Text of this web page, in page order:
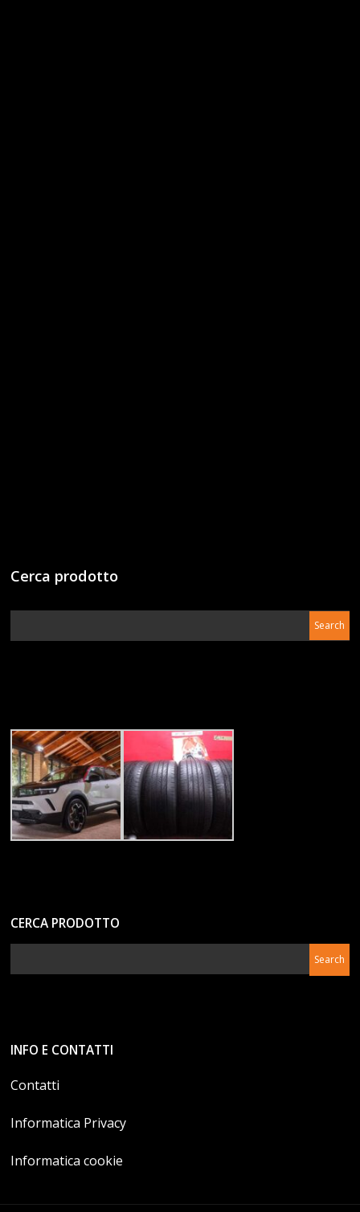
Cerca prodotto
CERCA PRODOTTO
INFO E CONTATTI
Contatti
Informatica Privacy
Informatica cookie